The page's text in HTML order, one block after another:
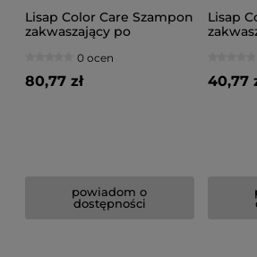
Lisap Color Care Szampon
zakwaszający po
0 ocen
80,77 zł
powiadom o
dostępności
Lisap
40,77